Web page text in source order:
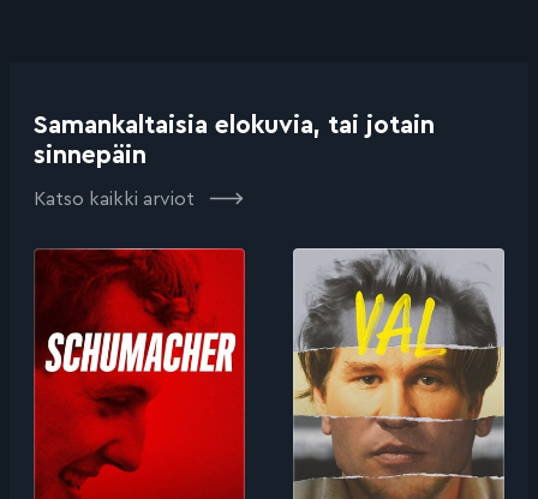
Samankaltaisia elokuvia, tai jotain
sinnepäin
Katso kaikki arviot